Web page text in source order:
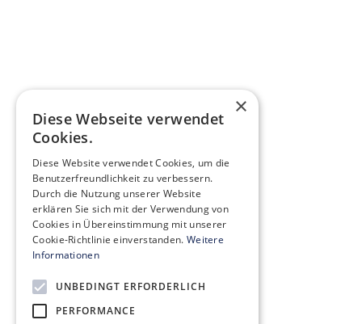
×
Diese Webseite verwendet
Cookies.
Diese Website verwendet Cookies, um die
Benutzerfreundlichkeit zu verbessern.
Durch die Nutzung unserer Website
erklären Sie sich mit der Verwendung von
Cookies in Übereinstimmung mit unserer
Cookie-Richtlinie einverstanden. Weitere
Informationen
UNBEDINGT ERFORDERLICH
PERFORMANCE